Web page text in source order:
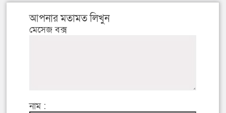
আপনার মতামত লিখুন
মেসেজ বক্স
নাম :